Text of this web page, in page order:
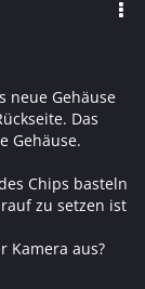
neue Gehäuse
Das
Gehäuse.
Chips basteln
zu setzen ist
Kamera aus?